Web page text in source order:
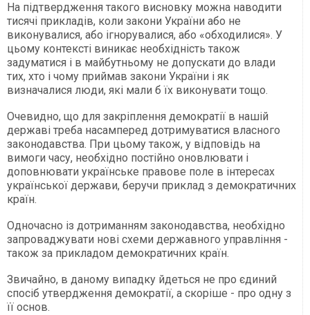
На підтвердження такого висновку можна наводити
тисячі прикладів, коли закони України або не
виконувалися, або ігнорувалися, або «обходилися». У
цьому контексті виникає необхідність також
задуматися і в майбутньому не допускати до влади
тих, хто і чому приймав закони України і як
визначалися люди, які мали б їх виконувати тощо.
Очевидно, що для закріплення демократії в нашій
державі треба насамперед дотримуватися власного
законодавства. При цьому також, у відповідь на
вимоги часу, необхідно постійно оновлювати і
доповнювати українське правове поле в інтересах
української держави, беручи приклад з демократичних
країн.
Одночасно із дотриманням законодавства, необхідно
запроваджувати нові схеми державного управління -
також за прикладом демократичних країн.
Звичайно, в даному випадку йдеться не про єдиний
спосіб утвердження демократії, а скоріше - про одну з
її основ.